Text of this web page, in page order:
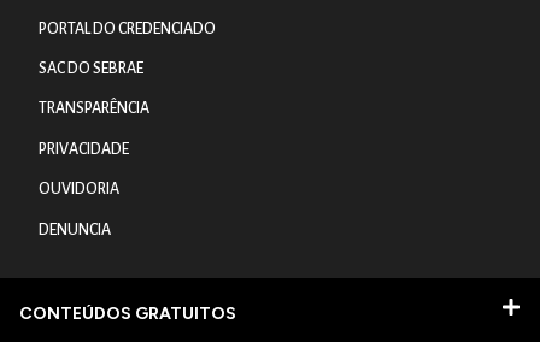
PORTAL DO CREDENCIADO
SAC DO SEBRAE
TRANSPARÊNCIA
PRIVACIDADE
OUVIDORIA
DENUNCIA
CONTEÚDOS GRATUITOS